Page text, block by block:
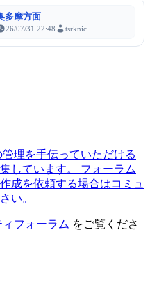
多摩方面
26/07/31 22:48 tsrknic
理を手伝っていただける
しています。
フォーラム
成を依頼する場合はコミュ
い。
ィフォーラム をご覧くださ